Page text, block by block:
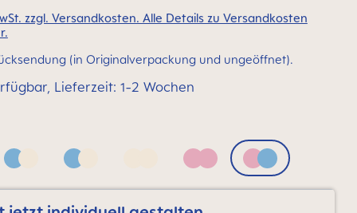
zzgl. Versandkosten. Alle Details zu Versandkosten
(in Originalverpackung und ungeöffnet).
Lieferzeit: 1-2 Wochen
Blue & Neutral bronze print
Blue & Neutral grey print
Neutral bronze print
Pink Pink & Blue